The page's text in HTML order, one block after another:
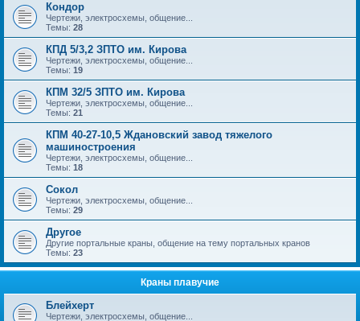
Кондор
Чертежи, электросхемы, общение...
Темы: 28
КПД 5/3,2 ЗПТО им. Кирова
Чертежи, электросхемы, общение...
Темы: 19
КПМ 32/5 ЗПТО им. Кирова
Чертежи, электросхемы, общение...
Темы: 21
КПМ 40-27-10,5 Ждановский завод тяжелого
машиностроения
Чертежи, электросхемы, общение...
Темы: 18
Сокол
Чертежи, электросхемы, общение...
Темы: 29
Другое
Другие портальные краны, общение на тему портальных кранов
Темы: 23
Краны плавучие
Блейхерт
Чертежи, электросхемы, общение...